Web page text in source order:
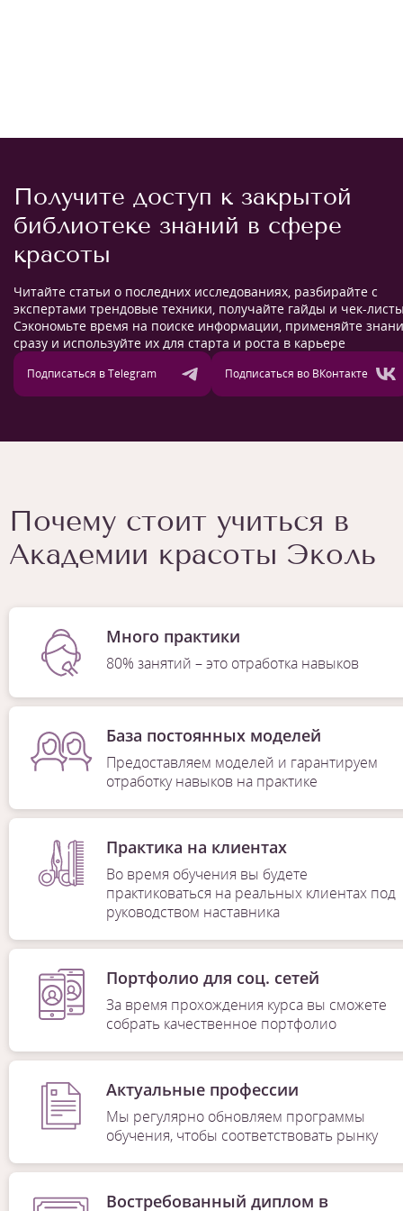
Получите доступ к закрытой
библиотеке знаний в сфере
красоты
Читайте статьи о последних исследованиях, разбирайте с
экспертами трендовые техники, получайте гайды и чек-
Сэкономьте время на поиске информации, применяйте
сразу и используйте их для старта и роста в карьере
Подписаться в Telegram Подписаться во ВКонтакте
Почему стоит учиться в
Академии красоты Эколь
Много практики
80% занятий – это отработка навыков
База постоянных моделей
Предоставляем моделей и гарантируем
отработку навыков на практике
Практика на клиентах
Во время обучения вы будете
практиковаться на реальных клиентах под
руководством наставника
Портфолио для соц. сетей
За время прохождения курса вы сможете
собрать качественное портфолио
Актуальные профессии
Мы регулярно обновляем программы
обучения, чтобы соответствовать рынку
Востребованный диплом в